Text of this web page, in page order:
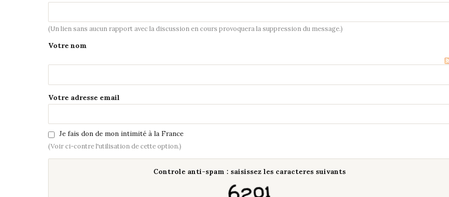
(Un lien sans aucun rapport avec la discussion en cours provoquera la suppression du message.)
Votre nom
Votre adresse email
Je fais don de mon intimité à la France
(Voir ci-contre l'utilisation de cette option.)
Controle anti-spam : saisissez les caracteres suivants